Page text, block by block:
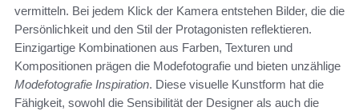
vermitteln. Bei jedem Klick der Kamera entstehen Bilder, die die
Persönlichkeit und den Stil der Protagonisten reflektieren.
Einzigartige Kombinationen aus Farben, Texturen und
Kompositionen prägen die Modefotografie und bieten unzählige
Modefotografie Inspiration. Diese visuelle Kunstform hat die
Fähigkeit, sowohl die Sensibilität der Designer als auch die